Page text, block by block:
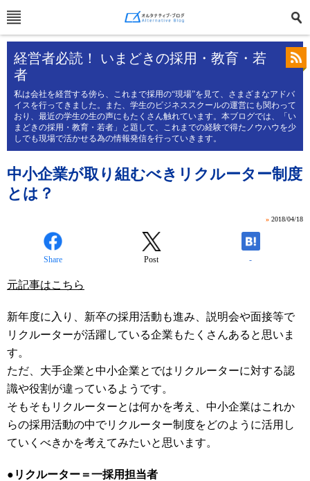
経営者必読！ いまどきの採用・教育・若
者
私は会社を経営する傍ら、これまで採用の“現場”を見て、さまざまなアドバ
イスを行ってきました。また、学生のビジネススクールの運営にも関わって
おり、最近の学生の生の声にもたくさん触れています。本ブログでは、「い
まどきの採用・教育・若者」と題して、これまでの経験で得たノウハウを少
しでも現場で活かせる為の情報発信を行っていきます。
中小企業が取り組むべきリクルーター制度
とは？
» 2018/04/18
Share Post -
元記事はこちら
新年度に入り、新卒の採用活動も進み、説明会や面接等で
リクルーターが活躍している企業もたくさんあると思いま
す。
ただ、大手企業と中小企業とではリクルーターに対する認
識や役割が違っているようです。
そもそもリクルーターとは何かを考え、中小企業はこれか
らの採用活動の中でリクルーター制度をどのように活用し
ていくべきかを考えてみたいと思います。
●リクルーター＝一採用担当者